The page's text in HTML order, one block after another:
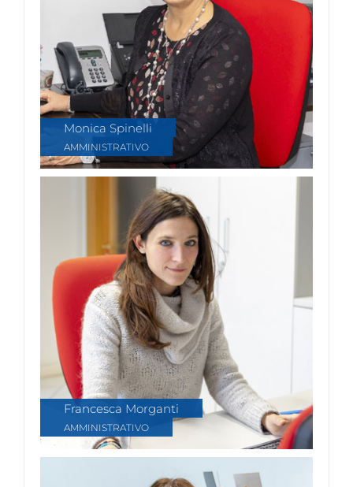
Monica Spinelli
AMMINISTRATIVO
Francesca Morganti
AMMINISTRATIVO